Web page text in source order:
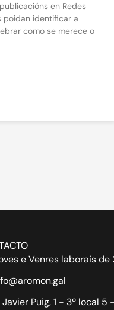
en Redes
poidan identificar a
como se merece o
e Venres laborais de
Javier Puig, 1 - 3º local 5